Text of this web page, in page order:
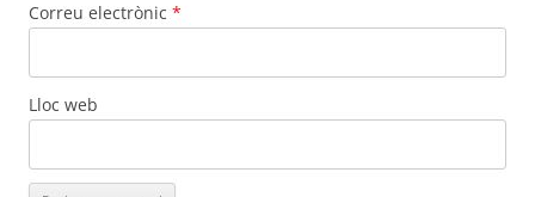
Correu electrònic *
Lloc web